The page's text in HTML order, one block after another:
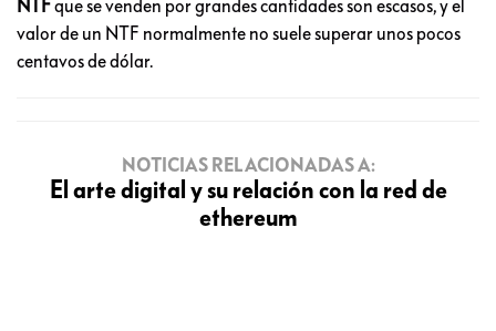
NTFque se venden por grandes cantidades son escasos, y el
valor de un NTF normalmente no suele superar unos pocos
centavos de dólar.
NOTICIAS RELACIONADAS A:
El arte digital y su relación con la red de
ethereum